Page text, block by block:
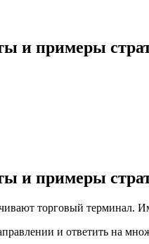
и примеры
и примеры
торговый
и ответить на